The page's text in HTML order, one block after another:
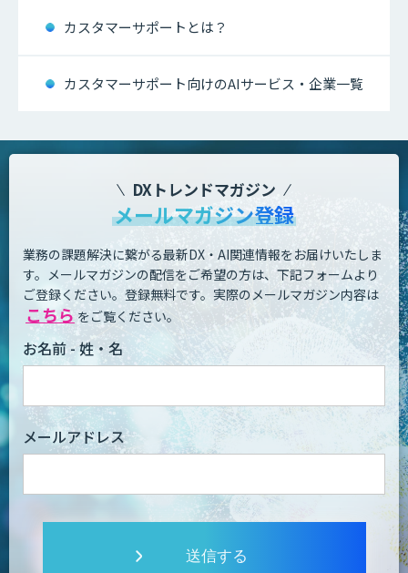
カスタマーサポートとは？
カスタマーサポート向けのAIサービス・企業一覧
DXトレンドマガジン
メールマガジン登録
業務の課題解決に繋がる最新DX・AI関連情報をお届けいたしま
す。 メールマガジンの配信をご希望の方は、下記フォームより
ご登録ください。登録無料です。 実際のメールマガジン内容は
こちら をご覧ください。
お名前 - 姓・名
メールアドレス
送信する